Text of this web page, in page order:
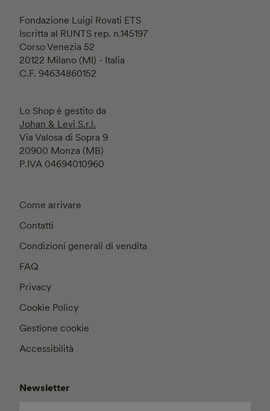
Fondazione Luigi Rovati ETS
Iscritta al RUNTS rep. n.145197
Corso Venezia 52
20122 Milano (MI) - Italia
C.F. 94634860152
Lo Shop è gestito da
Johan & Levi S.r.l.
Via Valosa di Sopra 9
20900 Monza (MB)
P.IVA 04694010960
Come arrivare
Contatti
Condizioni generali di vendita
FAQ
Privacy
Cookie Policy
Gestione cookie
Accessibilità
Newsletter